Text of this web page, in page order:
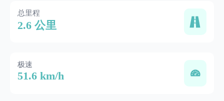
总里程
2.6 公里
极速
51.6 km/h